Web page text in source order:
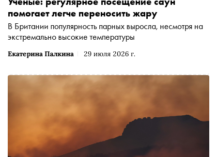
Екатерина Палкина 29 июля 2026 г.
помогает легче переносить жару
В Британии популярность парных выросла, несмотря на
экстремально высокие температуры